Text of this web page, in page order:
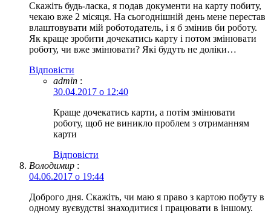
Скажіть будь-ласка, я подав документи на карту побиту,
чекаю вже 2 місяця. На сьогоднішній день мене перестав
влаштовувати мій роботодатель, і я б змінив би роботу.
Як краще зробити дочекатись карту і потом змінювати
роботу, чи вже змінювати? Які будуть не доліки…
Відповіcти
admin :
30.04.2017 о 12:40
Краще дочекатись карти, а потім змінювати
роботу, щоб не виникло проблем з отриманням
карти
Відповіcти
Володимир :
04.06.2017 о 19:44
Доброго дня. Скажіть, чи маю я право з картою побуту в
одному вуєвудстві знаходитися і працювати в іншому.